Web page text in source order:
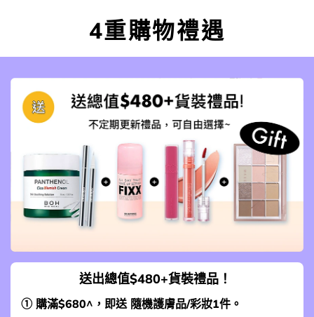
4重購物禮遇
送出總值$480+貨裝禮品！
① 購滿$680^，即送 隨機護膚品/彩妝1件。